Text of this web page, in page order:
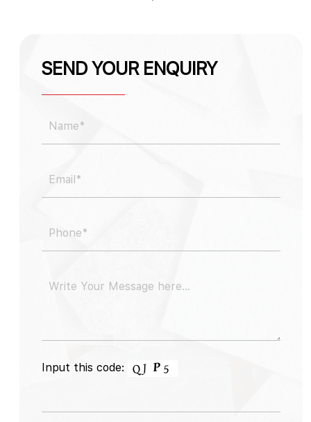
SEND YOUR ENQUIRY
Input this code: